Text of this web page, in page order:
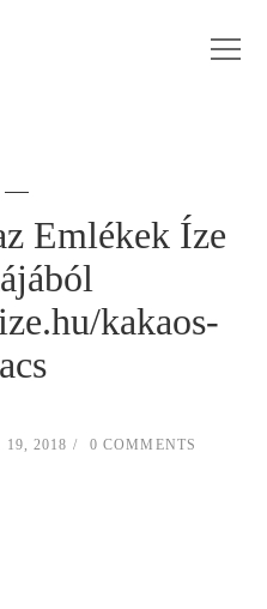
Emlékek Íze
kakaos-
19, 2018 0 COMMENTS